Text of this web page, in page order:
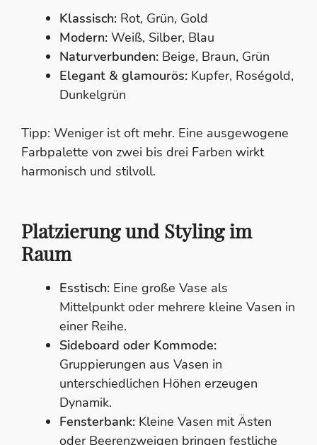
Klassisch: Rot, Grün, Gold
Modern: Weiß, Silber, Blau
Naturverbunden: Beige, Braun, Grün
Elegant & glamourös: Kupfer, Roségold,
Dunkelgrün
Tipp: Weniger ist oft mehr. Eine ausgewogene
Farbpalette von zwei bis drei Farben wirkt
harmonisch und stilvoll.
Platzierung und Styling im
Raum
Esstisch: Eine große Vase als
Mittelpunkt oder mehrere kleine Vasen in
einer Reihe.
Sideboard oder Kommode:
Gruppierungen aus Vasen in
unterschiedlichen Höhen erzeugen
Dynamik.
Fensterbank: Kleine Vasen mit Ästen
oder Beerenzweigen bringen festliche